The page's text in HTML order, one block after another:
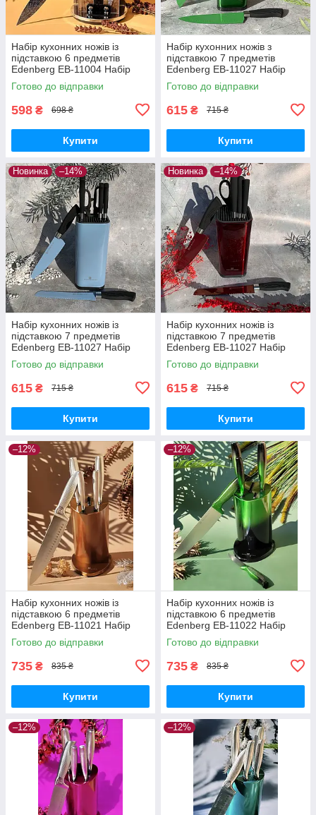
Набір кухонних ножів із
підставкою 6 предметів
Edenberg EB-11004 Набір
ножів із неіржавкої сталі на
підставці
Готово до відправки
598 ₴ 698 ₴
Купити
Набір кухонних ножів з
підставкою 7 предметів
Edenberg EB-11027 Набір
ножів з нержавіючої сталі
Зелені
Готово до відправки
615 ₴ 715 ₴
Купити
Новинка –14%
Набір кухонних ножів із
підставкою 7 предметів
Edenberg EB-11027 Набір
ножів із неіржавкої сталі
Блакитний
Готово до відправки
615 ₴ 715 ₴
Купити
Новинка –14%
Набір кухонних ножів із
підставкою 7 предметів
Edenberg EB-11027 Набір
ножів із неіржавкої сталі
Червоний
Готово до відправки
615 ₴ 715 ₴
Купити
–12%
Набір кухонних ножів із
підставкою 6 предметів
Edenberg EB-11021 Набір
ножів із неіржавкої сталі на
підставці
Готово до відправки
735 ₴ 835 ₴
Купити
–12%
Набір кухонних ножів із
підставкою 6 предметів
Edenberg EB-11022 Набір
ножів із неіржавкої сталі на
підставці
Готово до відправки
735 ₴ 835 ₴
Купити
–12% –12%